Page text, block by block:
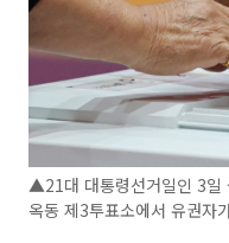
▲21대 대통령선거일인 3일
옥동 제3투표소에서 유권자